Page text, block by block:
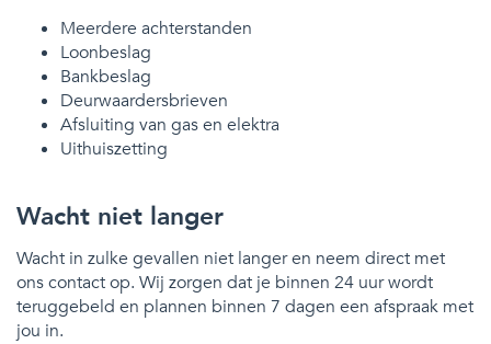
Meerdere achterstanden
Loonbeslag
Bankbeslag
Deurwaardersbrieven
Afsluiting van gas en elektra
Uithuiszetting
Wacht niet langer
Wacht in zulke gevallen niet langer en neem direct met
ons contact op. Wij zorgen dat je binnen 24 uur wordt
teruggebeld en plannen binnen 7 dagen een afspraak met
jou in.